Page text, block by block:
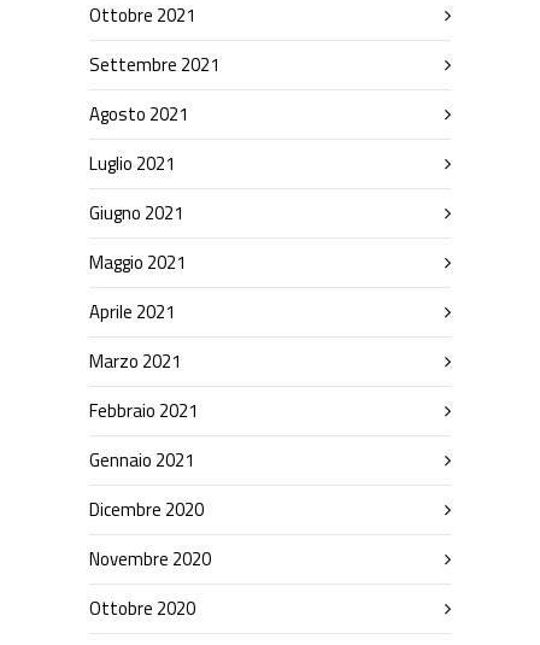
Ottobre 2021
Settembre 2021
Agosto 2021
Luglio 2021
Giugno 2021
Maggio 2021
Aprile 2021
Marzo 2021
Febbraio 2021
Gennaio 2021
Dicembre 2020
Novembre 2020
Ottobre 2020